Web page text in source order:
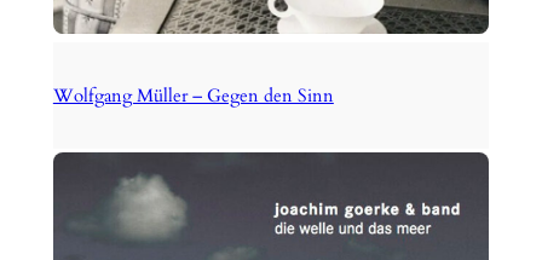
Wolfgang Müller – Gegen den Sinn